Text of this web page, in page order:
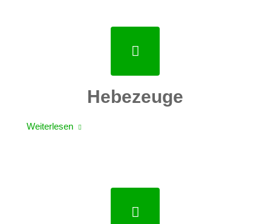
Hebezeuge
Weiterlesen